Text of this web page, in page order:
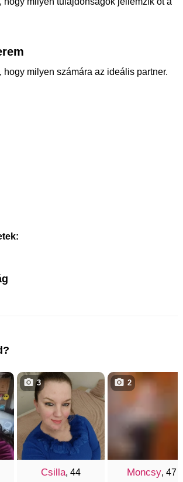
, hogy milyen számára az ideális partner.
Csilla, 44
3
Moncsy, 47
2